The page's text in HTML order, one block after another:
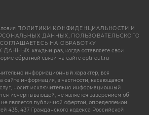
ПОЛИТИКИ КОНФИДЕНЦИАЛЬНОСТИ И
ДАННЫХ, ПОЛЬЗОВАТЕЛЬСКОГО
СОГЛАШАЕТЕСЬ НА ОБРАБОТКУ
ДАННЫХ каждый раз, когда оставляете свои
обратной связи на сайте opti-cut.ru
информационный характер, вся
сайте информация, в частности, касающаяся
носит исключительно информационный
исчерпывающей, не является заверением об
не является публичной офертой, определяемой
435, 437 Гражданского кодекса Российской